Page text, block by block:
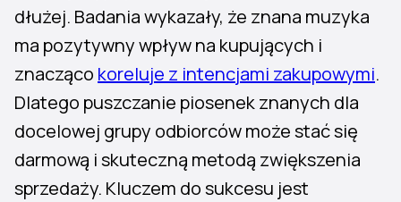
dłużej. Badania wykazały, że znana muzyka
ma pozytywny wpływ na kupujących i
znacząco koreluje z intencjami zakupowymi.
Dlatego puszczanie piosenek znanych dla
docelowej grupy odbiorców może stać się
darmową i skuteczną metodą zwiększenia
sprzedaży. Kluczem do sukcesu jest